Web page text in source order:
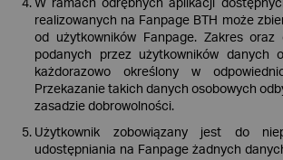
W ramach odrębnych aplikacji
realizowanych na Fanpage BTH może
od użytkowników Fanpage. Zakres oraz
podanych przez użytkowników danych
każdorazowo określony w
Przekazanie takich danych osobowych
zasadzie dobrowolności.
Użytkownik zobowiązany jest do
udostępniania na Fanpage żadnych